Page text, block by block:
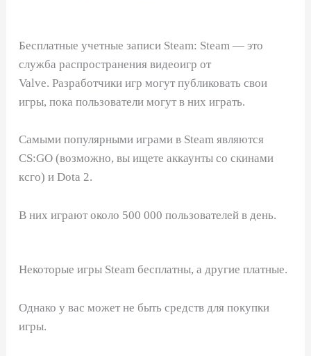
Бесплатные учетные записи Steam: Steam — это
служба распространения видеоигр от
Valve. Разработчики игр могут публиковать свои
игры, пока пользователи могут в них играть.
Самыми популярными играми в Steam являются
CS:GO (возможно, вы ищете аккаунты со скинами
ксго) и Dota 2.
В них играют около 500 000 пользователей в день.
Некоторые игры Steam бесплатны, а другие платные.
Однако у вас может не быть средств для покупки
игры.